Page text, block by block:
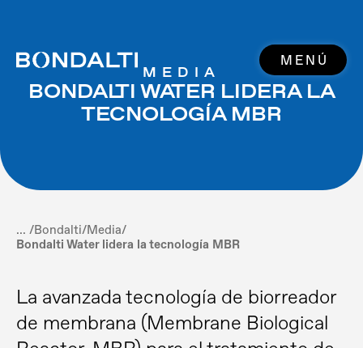
MENÚ
MEDIA
BONDALTI WATER LIDERA LA
TECNOLOGÍA MBR
... /Bondalti/Media/
Bondalti Water lidera la tecnología MBR
La avanzada tecnología de biorreador
de membrana (Membrane Biological